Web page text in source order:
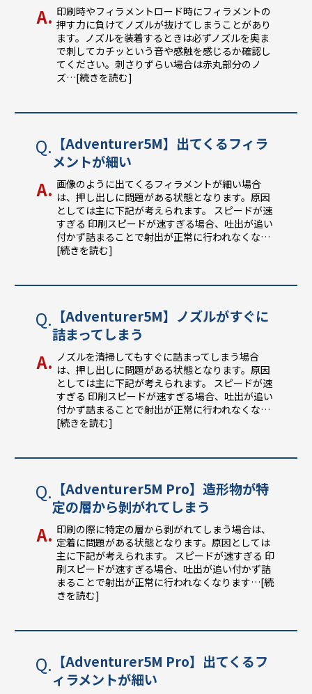
印刷時やフィラメントロード時にフィラメントの
押す力に負けてノズルが抜けてしまうことがあり
ます。ノズルを装着するときは必ずノズルを奥ま
で刺してカチッという音や感触を感じるか確認し
てください。刺さりずらい場合は赤丸部分のノ
ズ…[続きを読む]
【Adventurer5M】出てくるフィラ
メントが細い
画像のように出てくるフィラメントが細い場合
は、押し出しに問題がある状態となります。原因
としては主に下記が考えられます。 スピードが速
すぎる 印刷スピードが速すぎる場合、吐出が追い
付かず詰まることで射出が正常に行われなくな…
[続きを読む]
【Adventurer5M】ノズルがすぐに
詰まってしまう
ノズルを清掃してもすぐに詰まってしまう場合
は、押し出しに問題がある状態となります。原因
としては主に下記が考えられます。 スピードが速
すぎる 印刷スピードが速すぎる場合、吐出が追い
付かず詰まることで射出が正常に行われなくな…
[続きを読む]
【Adventurer5M Pro】造形物が特
定の層から剝がれてしまう
印刷の際に特定の層から剥がれてしまう場合は、
定着に問題がある状態となります。原因としては
主に下記が考えられます。 スピードが速すぎる 印
刷スピードが速すぎる場合、吐出が追い付かず詰
まることで射出が正常に行われなくなります…[続
きを読む]
【Adventurer5M Pro】出てくるフ
ィラメントが細い